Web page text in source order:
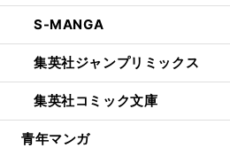
S-MANGA
集英社ジャンプリミックス
集英社コミック文庫
青年マンガ